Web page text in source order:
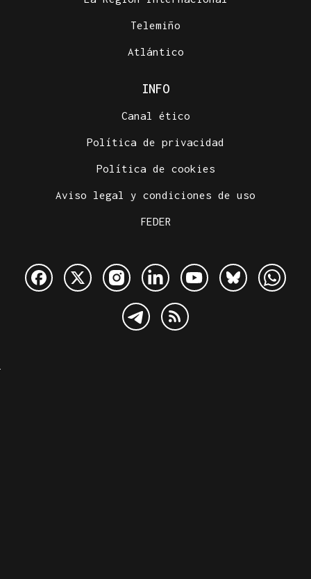
Telemiño
Atlántico
INFO
Canal ético
Política de privacidad
Política de cookies
Aviso legal y condiciones de uso
FEDER